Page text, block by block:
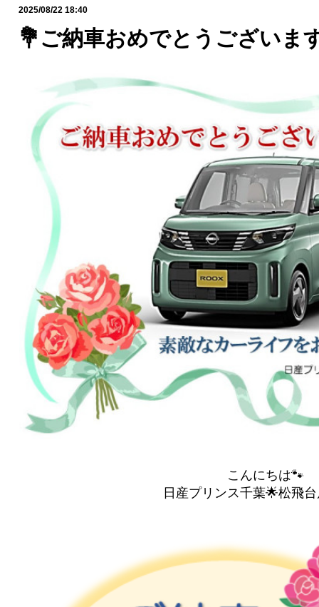
2025/08/22 18:40
💐ご納車おめでとうございま
こんにちは🐾
日産プリンス千葉🌟松飛